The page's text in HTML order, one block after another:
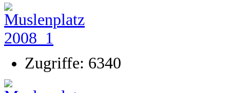
Zugriffe: 6340